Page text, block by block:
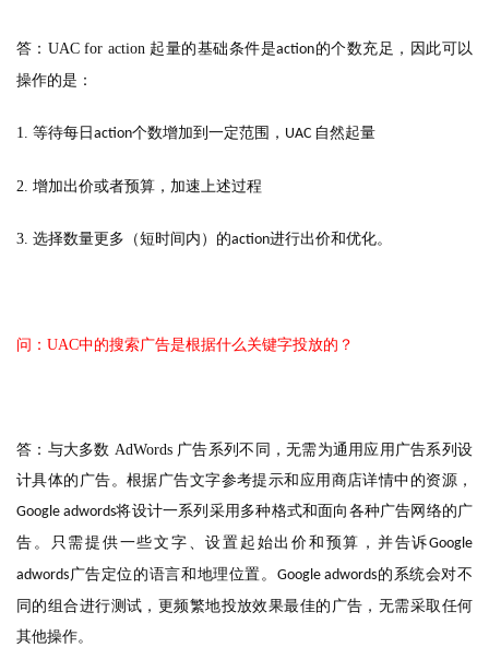
答： UAC for action 起量的基础条件是action的个数充足，因此可以
操作的是：
1. 等待每日 action个数增加到一定范围， UAC 自然起量
2. 增加出价或者预算，加速上述过程
3. 选择数量更多（短时间内）的action进行出价和优化。
问：UAC中的搜索广告是根据什么关键字投放的？
答：与大多数 AdWords 广告系列不同，无需为通用应用广告系列设
计具体的广告。根据广告文字参考提示和应用商店详情中的资源，
Google adwords将设计一系列采用多种格式和面向各种广告网络的广
告。只需提供一些文字、设置起始出价和预算，并告诉Google
adwords广告定位的语言和地理位置。 Google adwords的系统会对不
同的组合进行测试，更频繁地投放效果最佳的广告，无需采取任何
其他操作。